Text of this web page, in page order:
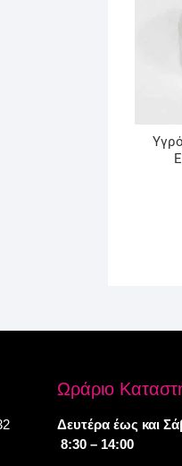
Ωράριο
Δευτέρα έως και
8:30 – 14:00